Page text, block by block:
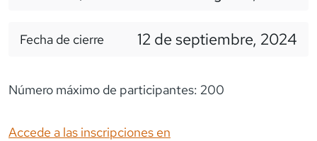
Fecha de cierre 12 de septiembre, 2024
Número máximo de participantes: 200
Accede a las inscripciones en